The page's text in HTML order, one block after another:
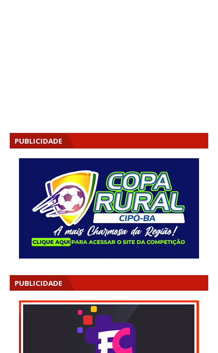
PUBLICIDADE
PUBLICIDADE